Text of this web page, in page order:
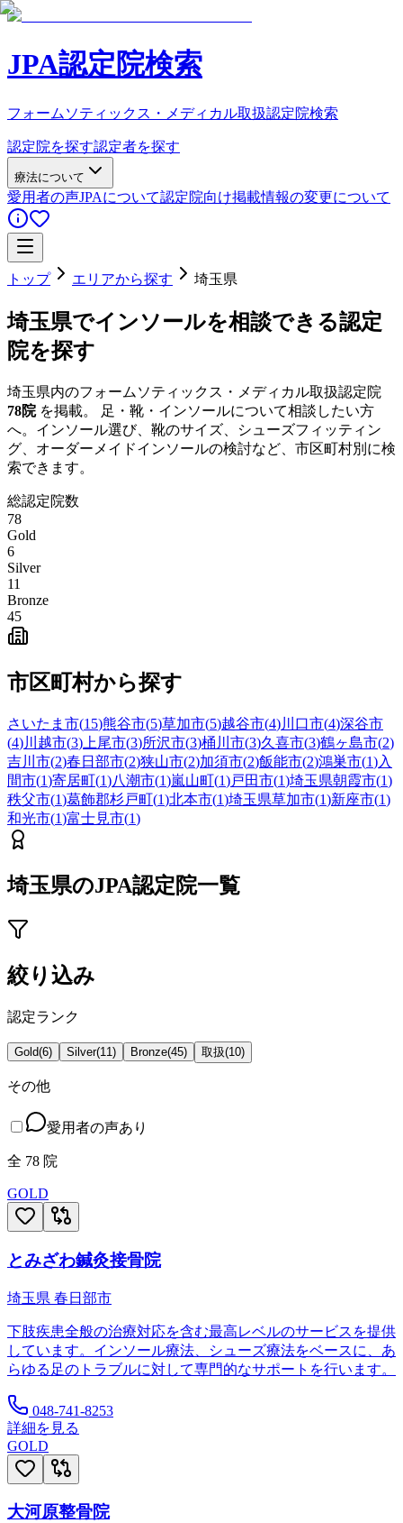
JPA認定院検索
フォームソティックス・メディカル取扱認定院検索
認定院を探す認定者を探す
療法について
愛用者の声JPAについて認定院向け掲載情報の変更について
トップ エリアから探す 埼玉県
埼玉県でインソールを相談できる認定
院を探す
埼玉県内のフォームソティックス・メディカル取扱認定院
78院を掲載。 足・靴・インソールについて相談したい方
へ。インソール選び、靴のサイズ、シューズフィッティン
グ、オーダーメイドインソールの検討など、市区町村別に検
索できます。
総認定院数
78
Gold
6
Silver
11
Bronze
45
市区町村から探す
さいたま市(15)熊谷市(5)草加市(5)越谷市(4)川口市(4)深谷市
(4)川越市(3) 上尾市(3)所沢市(3)桶川市(3)久喜市(3)鶴ヶ島市(2)
吉川市(2)春日部市(2)狭山市(2)加須市(2)飯能市(2)鴻巣市(1)入
間市(1)寄居町(1)八潮市(1)嵐山町(1)戸田市(1)埼玉県朝霞市(1)
秩父市(1)葛飾郡杉戸町(1)北本市(1)埼玉県草加市(1)新座市(1)
和光市(1)富士見市(1)
埼玉県のJPA認定院一覧
絞り込み
認定ランク
Gold(6) Silver(11) Bronze(45) 取扱(10)
その他
愛用者の声あり
全 78 院
GOLD
とみざわ鍼灸接骨院
埼玉県 春日部市
下肢疾患全般の治療対応を含む最高レベルのサービスを提供
しています。インソール療法、シューズ療法をベースに、あ
らゆる足のトラブルに対して専門的なサポートを行います。
048-741-8253
詳細を見る
GOLD
大河原整骨院